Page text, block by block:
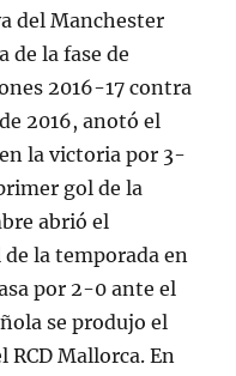
del Manchester
de la fase de
2016-17 contra
2016, anotó el
la victoria por 3-
gol de la
abrió el
la temporada en
por 2-0 ante el
se produjo el
RCD Mallorca. En